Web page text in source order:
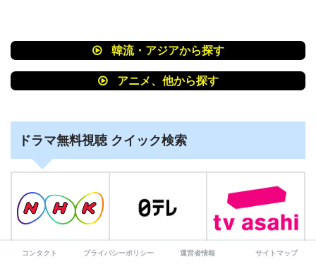
韓流・アジアから探す
アニメ、他から探す
ドラマ無料視聴 クイック検索
コンタクト プライバシーポリシー 運営者情報 サイトマップ